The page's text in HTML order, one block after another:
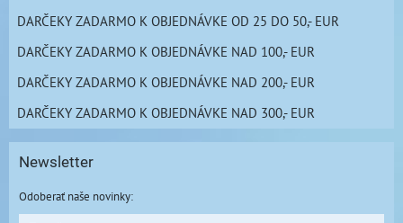
DARČEKY ZADARMO K OBJEDNÁVKE OD 25 DO 50,- EUR
DARČEKY ZADARMO K OBJEDNÁVKE NAD 100,- EUR
DARČEKY ZADARMO K OBJEDNÁVKE NAD 200,- EUR
DARČEKY ZADARMO K OBJEDNÁVKE NAD 300,- EUR
Newsletter
Odoberať naše novinky: